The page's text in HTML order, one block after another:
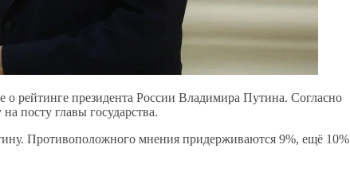
рейтинге президента России Владимира Путина. Согласно
посту главы государства.
Противоположного мнения придерживаются 9%, ещё 10%